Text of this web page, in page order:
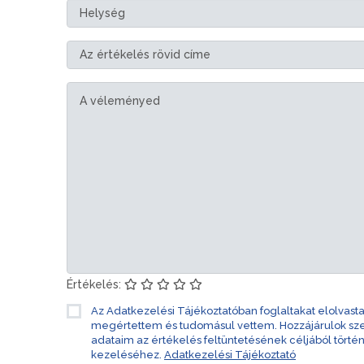
Értékelés:
Az Adatkezelési Tájékoztatóban foglaltakat
megértettem és tudomásul vettem. Hozzájárulok
adataim az értékelés feltüntetésének céljából
kezeléséhez. Adatkezelési Tájékoztató